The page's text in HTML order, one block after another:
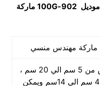
موديل 902-100G
ماركة
طول الكيس من 5 سم الي 20 سم ،
وعرض من 4 سم الي 14سم ويمكن